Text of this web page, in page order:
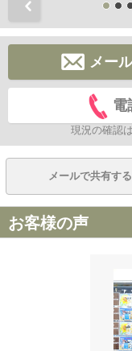
メー
電
現況の確認
メールで共有する
お客様の声